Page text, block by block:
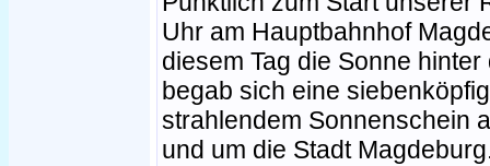
Uhr am Hauptbahnhof
diesem Tag die Sonne
begab sich eine
strahlendem Sonnenschein
und um die Stadt